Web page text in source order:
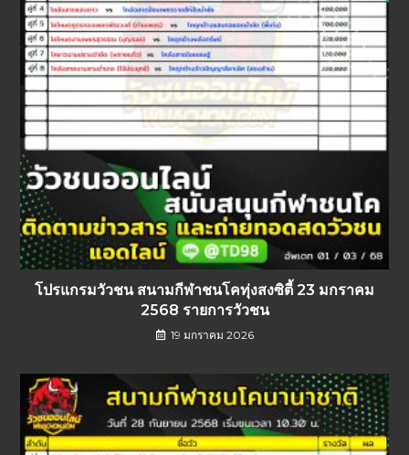
โปรแกรมวัวชน สนามกีฬาชนโคทุ่งสงซิตี้ 23 มกราคม
2568 รายการวัวชน
19 มกราคม 2026